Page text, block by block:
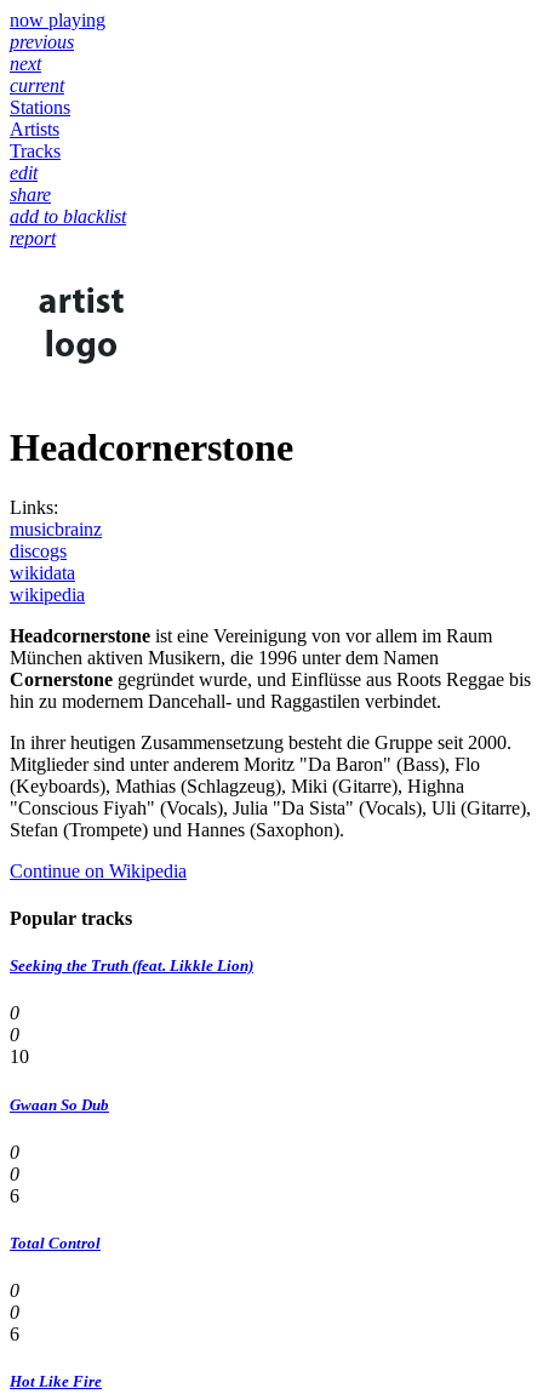
now playing
previous
next
current
Stations
Artists
Tracks
edit
share
add to blacklist
report
Headcornerstone
Links:
musicbrainz
discogs
wikidata
wikipedia
Headcornerstone ist eine Vereinigung von vor allem im Raum
München aktiven Musikern, die 1996 unter dem Namen
Cornerstone gegründet wurde, und Einflüsse aus Roots Reggae bis
hin zu modernem Dancehall- und Raggastilen verbindet.
In ihrer heutigen Zusammensetzung besteht die Gruppe seit 2000.
Mitglieder sind unter anderem Moritz "Da Baron" (Bass), Flo
(Keyboards), Mathias (Schlagzeug), Miki (Gitarre), Highna
"Conscious Fiyah" (Vocals), Julia "Da Sista" (Vocals), Uli (Gitarre),
Stefan (Trompete) und Hannes (Saxophon).
Continue on Wikipedia
Popular tracks
Seeking the Truth (feat. Likkle Lion)
0
0
10
Gwaan So Dub
0
0
6
Total Control
0
0
6
Hot Like Fire